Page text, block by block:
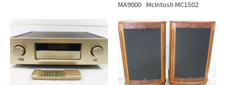
MA9000 McIntosh MC1502